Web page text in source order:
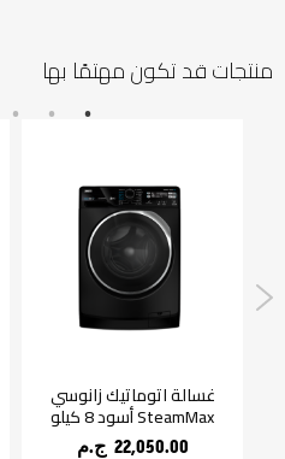
منتجات قد تكون مهتمًا بها
غسالة اتوماتيك زانوسي
SteamMax أسود 8 كيلو
22,050.00 ج.م‏